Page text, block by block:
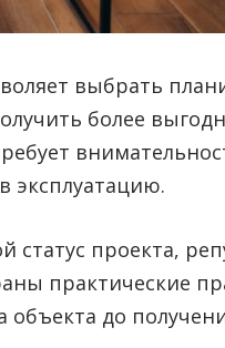
выбрать
более
эксплуатацию.
статус проекта,
практические
до